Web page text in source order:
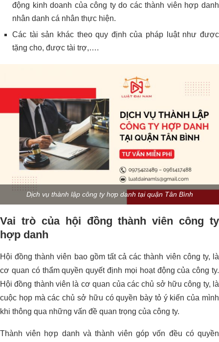
động kinh doanh của công ty do các thành viên hợp danh
nhân danh cá nhân thực hiện.
Các tài sản khác theo quy định của pháp luật như được
tặng cho, được tài trợ,….
Dịch vụ thành lập công ty hợp danh tại quận Tân Bình
Vai trò của hội đồng thành viên công ty
hợp danh
Hội đồng thành viên bao gồm tất cả các thành viên công ty, là
cơ quan có thẩm quyền quyết định mọi hoạt động của công ty.
Hội đồng thành viên là cơ quan của các chủ sở hữu công ty, là
cuộc họp mà các chủ sở hữu có quyền bày tỏ ý kiến của mình
khi thông qua những vấn đề quan trọng của công ty.
Thành viên hợp danh và thành viên góp vốn đều có quyền